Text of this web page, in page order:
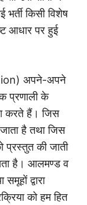
किसी विशेष
आधार पर हुई
अपने-अपने
प्रणाली के
करते हैं। जिस
है तथा जिस
प्रस्तुत की जाती
है। आलमण्ड व
द्वारा
को हम हित